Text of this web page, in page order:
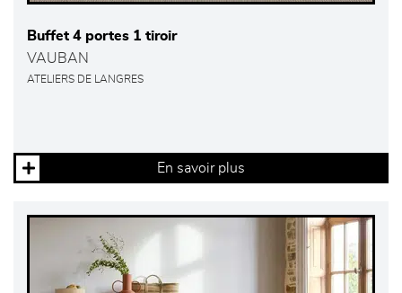
Buffet 4 portes 1 tiroir
VAUBAN
ATELIERS DE LANGRES
En savoir plus